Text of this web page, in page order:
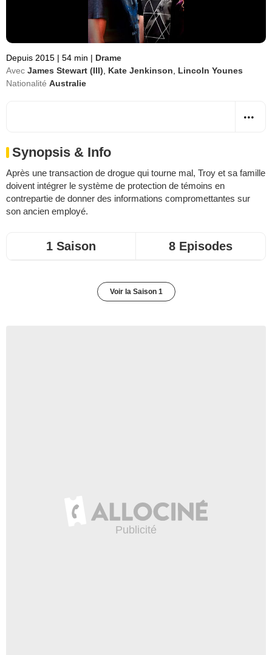
Depuis 2015 | 54 min | Drame
Avec James Stewart (III) Kate Jenkinson
Lincoln Younes
Nationalité Australie
Synopsis & Info
Après une transaction de drogue qui tourne mal, Troy et sa famille
doivent intégrer le système de protection de témoins en
contrepartie de donner des informations compromettantes sur
son ancien employé.
1 Saison 8 Episodes
Voir la Saison 1